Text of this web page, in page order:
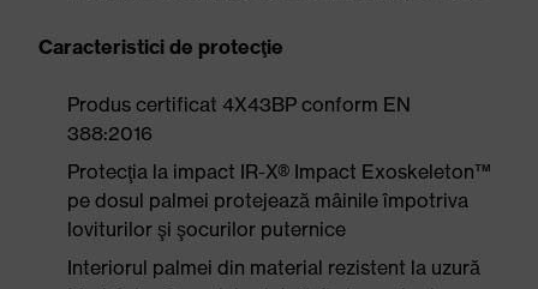
Caracteristici de protecţie
Produs certificat 4X43BP conform EN
388:2016
Protecţia la impact IR-X® Impact Exoskeleton™
pe dosul palmei protejează mâinile împotriva
loviturilor şi şocurilor puternice
Interiorul palmei din material rezistent la uzură